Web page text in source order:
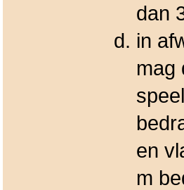
dan
in
mag
en
m